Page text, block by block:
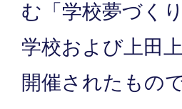
む「学校夢づく
学校および上田
開催されたもので